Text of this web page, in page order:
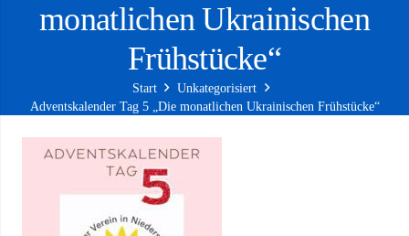
monatlichen Ukrainischen
Frühstücke“
Start
Unkategorisiert
Adventskalender Tag 5 „Die monatlichen Ukrainischen Frühstücke“